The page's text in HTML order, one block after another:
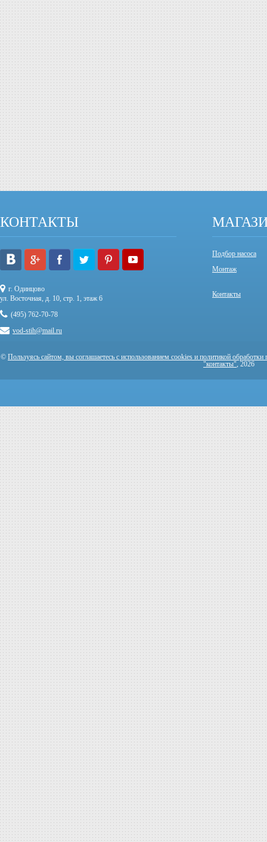
КОНТАКТЫ
г. Одинцово
ул. Восточная, д. 10, стр. 1, этаж 6
(495) 762-70-78
vod-stih@mail.ru
Подбор насоса
Монтаж
Контакты
© Пользуясь сайтом, вы соглашаетесь с использованием cookies и политикой
"контакты", 2026